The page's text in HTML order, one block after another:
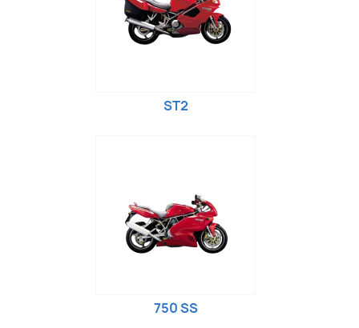
ST2
750 SS